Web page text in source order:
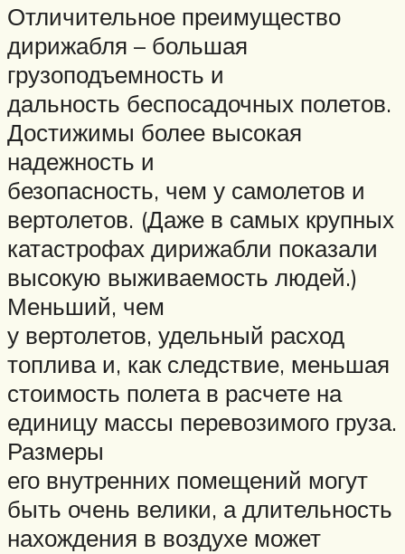
Отличительное преимущество
дирижабля – большая
грузоподъемность и
дальность беспосадочных полетов.
Достижимы более высокая
надежность и
безопасность, чем у самолетов и
вертолетов. (Даже в самых крупных
катастрофах дирижабли показали
высокую выживаемость людей.)
Меньший, чем
у вертолетов, удельный расход
топлива и, как следствие, меньшая
стоимость полета в расчете на
единицу массы перевозимого груза.
Размеры
его внутренних помещений могут
быть очень велики, а длительность
нахождения в воздухе может